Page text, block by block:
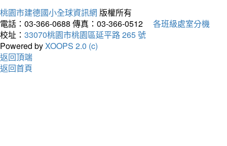
桃園市建德國小全球資訊網 版權所有
電話：03-366-0688 傳真：03-366-0512
各班級處室分機
校址： 33070桃園市桃園區延平路 265 號
Powered byXOOPS 2.0 (c)
返回頂端
返回首頁